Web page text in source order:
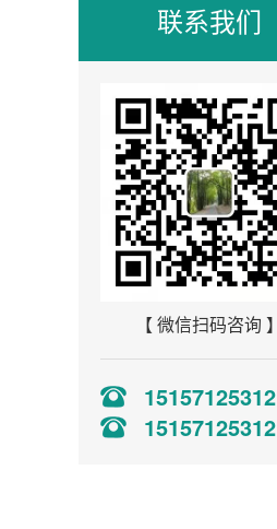
联系我们
【 微信扫码咨询 】
15157125312
15157125312